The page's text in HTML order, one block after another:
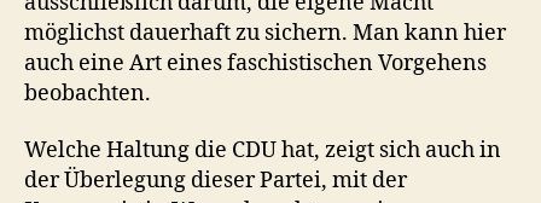
möglichst dauerhaft zu sichern. Man kann hier
auch eine Art eines faschistischen Vorgehens
beobachten.
Welche Haltung die CDU hat, zeigt sich auch in
der Überlegung dieser Partei, mit der